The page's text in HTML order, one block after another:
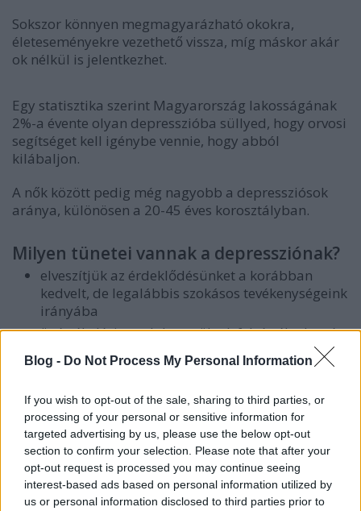
Blog - Do Not Process My Personal Information
If you wish to opt-out of the sale, sharing to third parties, or
processing of your personal or sensitive information for
targeted advertising by us, please use the below opt-out
section to confirm your selection. Please note that after your
opt-out request is processed you may continue seeing
interest-based ads based on personal information utilized by
us or personal information disclosed to third parties prior to
Sokszor könnyen megmagyarázható okokra,
életeseményekre vezethető vissza, míg máskor akár
ok nélkül is jelentkezhet.
Egy statisztika szerint Magyarország lakosságának
2%-a évente olyan depresszióba süllyed, hogy orvosi
segítséget kell igénybe vennie, hogy abból
kilábaljon.
A nők között pedig még nagyobb a depressziósok
aránya, különösen a 20-45 éves korosztályban.
Milyen tünetei vannak a depressziónak?
elveszítjük az érdeklődésünket a korábban
kedvelt, de legalábbis szokásos tevékenységeink
irányába
önértékelési gondok merülnek fel, értéktelenség
romlik a munkateljesítményünk
ránk tör a sírhatnék, anélkül, hogy erre
különösebb okunk lenne
étvágytalanság
koncentrációs problémák, figyelemzavar
jellemző a folyamatos kedélyállapot változás,
erősen ingadozik a hangulatunk